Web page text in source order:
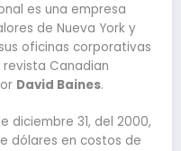
es una empresa
de Nueva York y
oficinas corporativas
Canadian
David Baines.
diciembre 31, del 2000,
dólares en costos de